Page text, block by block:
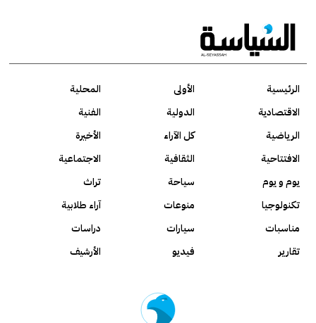
الرئيسية الأولى
المحلية
الاقتصادية
الدولية
الفنية
الرياضية
كل الآراء
الأخيرة
الافتتاحية
الثقافية
الاجتماعية
يوم و يوم
سياحة
تراث
تكنولوجيا
منوعات
آراء طلابية
مناسبات
سيارات
دراسات
تقارير
فيديو الأرشيف